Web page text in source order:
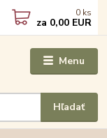
Menu
Hľadať
0 ks
za 0,00 EUR